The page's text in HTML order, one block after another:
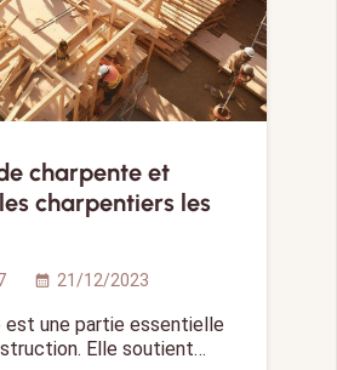
charpente et
charpentiers les
calendar_month 21/12/2023
est une partie essentielle
Elle soutient…